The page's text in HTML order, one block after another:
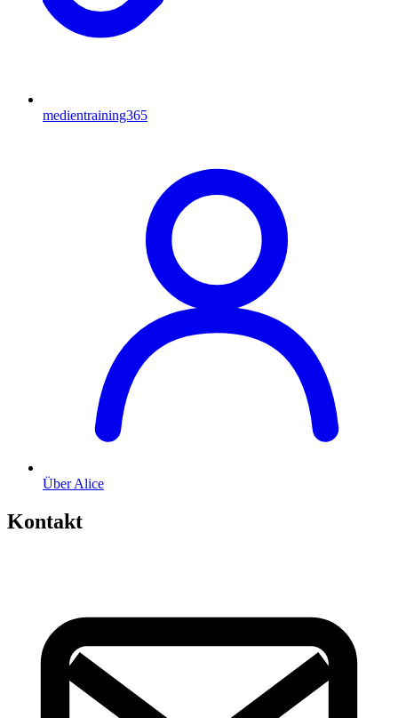
medientraining365
Über Alice
Kontakt